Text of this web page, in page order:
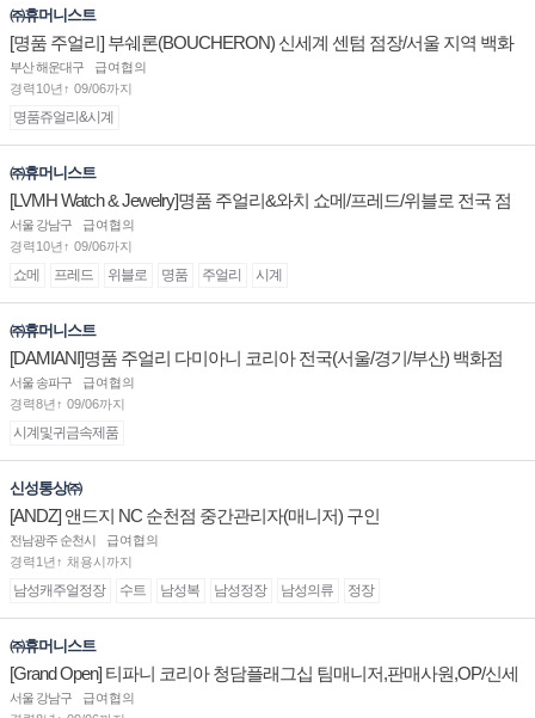
㈜휴머니스트
[명품 주얼리] 부쉐론(BOUCHERON) 신세계 센텀 점장/서울 지역 백화
점 판매사원 채용
부산 해운대구
급여협의
경력10년↑ 09/06까지
명품쥬얼리&시계
㈜휴머니스트
[LVMH Watch & Jewelry]명품 주얼리&와치 쇼메/프레드/위블로 전국 점
장/부점장/판매사원 채용
서울 강남구
급여협의
경력10년↑ 09/06까지
쇼메 프레드 위블로 명품 주얼리 시계
㈜휴머니스트
[DAMIANI]명품 주얼리 다미아니 코리아 전국(서울/경기/부산) 백화점
부점장/판매사원 채용
서울 송파구
급여협의
경력8년↑ 09/06까지
시계및귀금속제품
신성통상㈜
[ANDZ] 앤드지 NC 순천점 중간관리자(매니저) 구인
전남광주 순천시
급여협의
경력1년↑ 채용시까지
남성캐주얼정장 수트 남성복 남성정장 남성의류 정장
㈜휴머니스트
[Grand Open] 티파니 코리아 청담플래그십 팀매니저,판매사원,OP/신세
계대전 판매사원 채용
서울 강남구
급여협의